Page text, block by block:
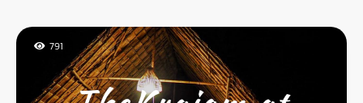
ทางมาสะดวกมากๆ
791